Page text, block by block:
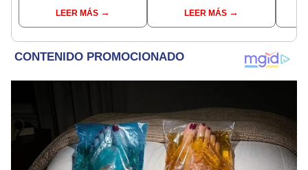
LEER MÁS
plataforma?
LEER MÁS